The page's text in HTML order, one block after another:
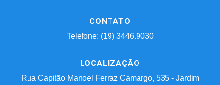
CONTATO
Telefone: (19) 3446.9030
LOCALIZAÇÃO
Rua Capitão Manoel Ferraz Camargo, 535 - Jardim